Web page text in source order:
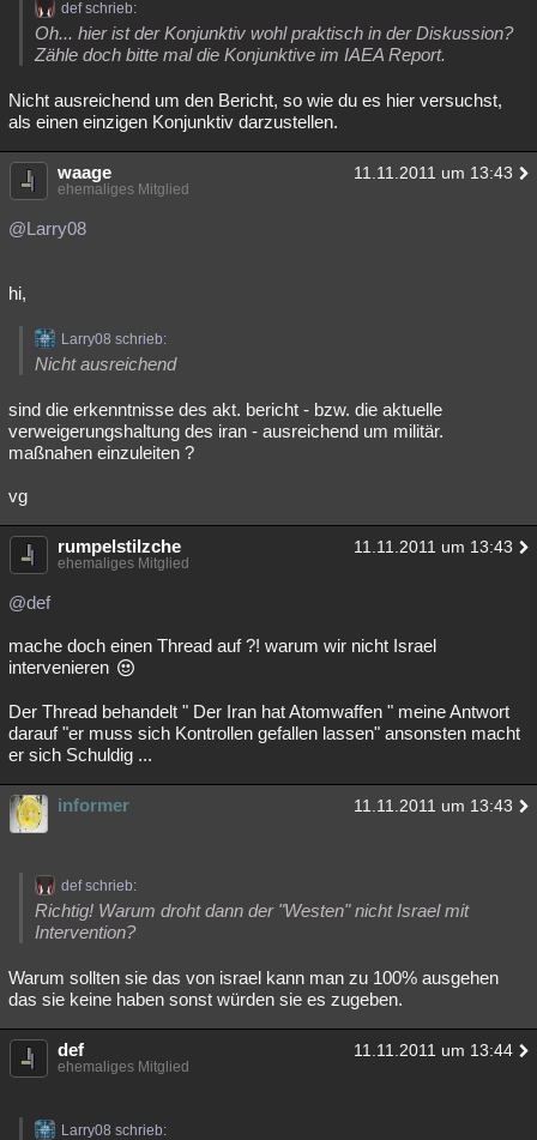
def schrieb:
Oh... hier ist der Konjunktiv wohl praktisch in der Diskussion?
Zähle doch bitte mal die Konjunktive im IAEA Report.
Nicht ausreichend um den Bericht, so wie du es hier versuchst,
als einen einzigen Konjunktiv darzustellen.
waage 11.11.2011 um 13:43
ehemaliges Mitglied
@Larry08
hi,
Larry08 schrieb:
Nicht ausreichend
sind die erkenntnisse des akt. bericht - bzw. die aktuelle
verweigerungshaltung des iran - ausreichend um militär.
maßnahen einzuleiten ?
vg
rumpelstilzche 11.11.2011 um 13:43
ehemaliges Mitglied
@def
mache doch einen Thread auf ?! warum wir nicht Israel
intervenieren
Der Thread behandelt " Der Iran hat Atomwaffen " meine Antwort
darauf "er muss sich Kontrollen gefallen lassen" ansonsten macht
er sich Schuldig ...
informer 11.11.2011 um 13:43
def schrieb:
Richtig! Warum droht dann der "Westen" nicht Israel mit
Intervention?
Warum sollten sie das von israel kann man zu 100% ausgehen
das sie keine haben sonst würden sie es zugeben.
def 11.11.2011 um 13:44
ehemaliges Mitglied
Larry08 schrieb: